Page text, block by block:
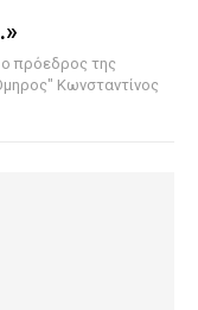
ο πρόεδρος της
Κωνσταντίνος